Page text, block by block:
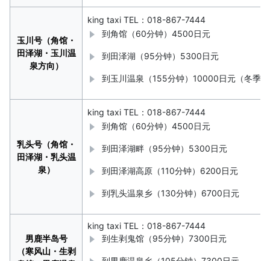
玉川号（角馆・
田泽湖・玉川温
泉方向）
king taxi TEL：018-867-7444
到角馆（60分钟）4500日元
到田泽湖（95分钟）5300日元
到玉川温泉（155分钟）10000日元（冬季
乳头号（角馆・
田泽湖・乳头温
泉）
king taxi TEL：018-867-7444
到角馆（60分钟）4500日元
到田泽湖畔（95分钟）5300日元
到田泽湖高原（110分钟）6200日元
到乳头温泉乡（130分钟）6700日元
男鹿半岛号
（寒风山・生剥
king taxi TEL：018-867-7444
到生剥鬼馆（95分钟）7300日元